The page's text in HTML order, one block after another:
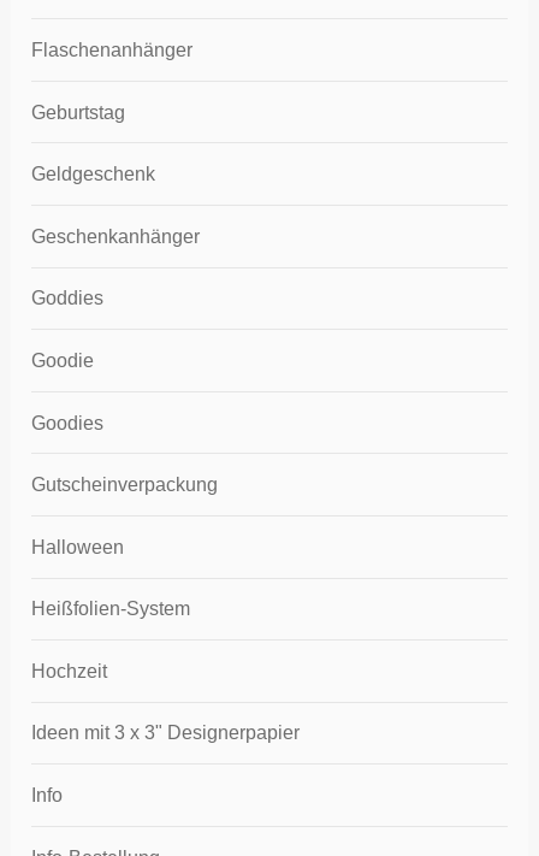
Flaschenanhänger
Geburtstag
Geldgeschenk
Geschenkanhänger
Goddies
Goodie
Goodies
Gutscheinverpackung
Halloween
Heißfolien-System
Hochzeit
Ideen mit 3 x 3" Designerpapier
Info